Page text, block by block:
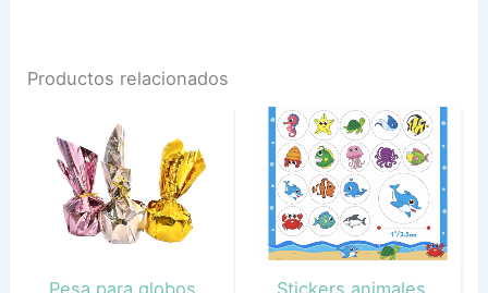
Productos relacionados